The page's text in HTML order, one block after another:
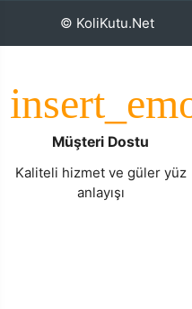
© KoliKutu.Net
Müşteri Dostu
Kaliteli hizmet ve güler yüz
anlayışı